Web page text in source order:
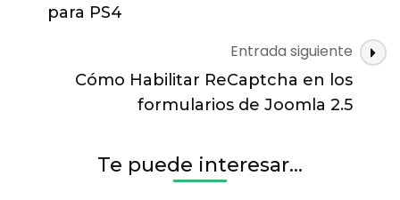
entradas
para PS4
Entrada siguiente
Cómo Habilitar ReCaptcha en los
formularios de Joomla 2.5
Te puede interesar...